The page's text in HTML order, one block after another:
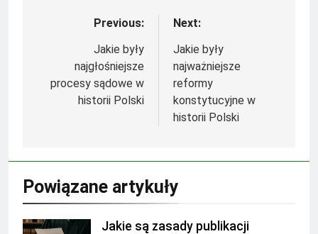
NawigacjaPrevious:
Jakie były
najgłośniejsze
procesy sądowe w
historii Polski
Next:
Jakie były
najważniejsze
reformy
konstytucyjne w
historii Polski
Powiązane artykuły
Jakie są zasady publikacji